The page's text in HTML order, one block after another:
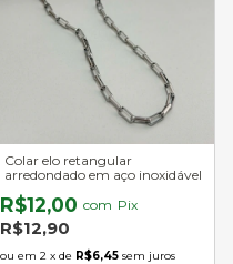
Colar elo retangular
arredondado em aço inoxidável
R$12,00 com Pix
R$12,90
2 x de R$6,45 sem juros